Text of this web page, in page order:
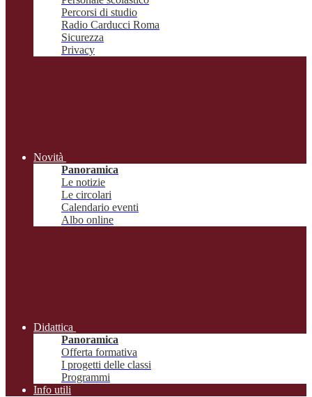
Percorsi di studio
Radio Carducci Roma
Sicurezza
Privacy
Novità
Panoramica
Le notizie
Le circolari
Calendario eventi
Albo online
Didattica
Panoramica
Offerta formativa
I progetti delle classi
Programmi
Info utili